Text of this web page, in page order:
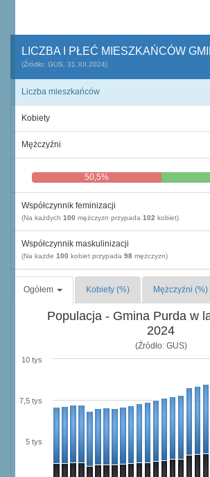
LICZBA I PŁEĆ MIESZKAŃCÓW
(Źródło: GUS, 31.XII.2024)
Liczba mieszkańców
Kobiety
Mężczyźni
50,5%
Współczynnik feminizacji
(Na każdych 100 mężczyzn przypada 102 kobiet)
Współczynnik maskulinizacji
(Na każde 100 kobiet przypada 98 mężczyzn)
Ogółem Kobiety (%) Mężczyźni (%)
Populacja - Gmina Purda w
2024
(Źródło: GUS)
5 tys
7,5 tys
10 tys